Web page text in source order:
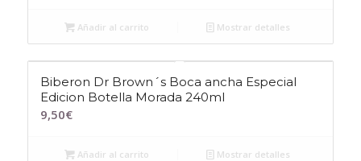
Añadir al carrito Mostrar detalles
Biberon Dr Brown´s Boca ancha Especial
Edicion Botella Morada 240ml
9,50€
Añadir al carrito Mostrar detalles